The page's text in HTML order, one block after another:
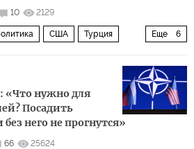
10 2129
Еще 6
США Турция
«Что нужно для
Посадить
него не прогнутся»
66 25624